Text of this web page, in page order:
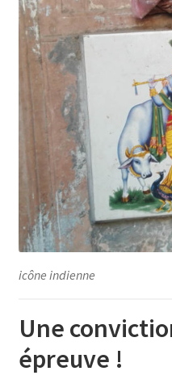
icône indienne
Une
épreuve !